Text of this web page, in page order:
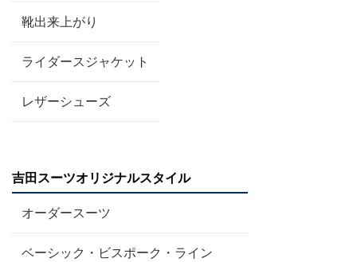
靴出来上がり
ライダースジャケット
レザーシューズ
吉田スーツオリジナルスタイル
オーダースーツ
ベーシック・ビスポーク・ライン